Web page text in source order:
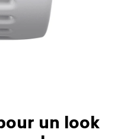
un look